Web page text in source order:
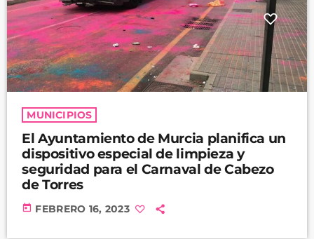
MUNICIPIOS
El Ayuntamiento de Murcia planifica un
dispositivo especial de limpieza y
seguridad para el Carnaval de Cabezo
de Torres
today FEBRERO 16, 2023